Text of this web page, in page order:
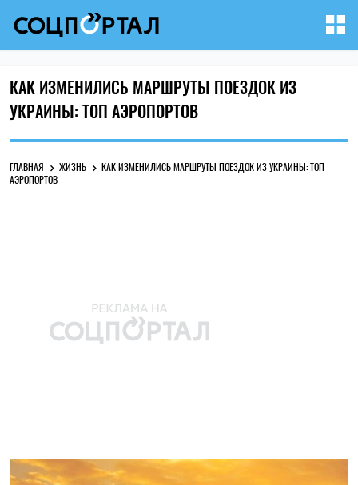
КАК ИЗМЕНИЛИСЬ МАРШРУТЫ ПОЕЗДОК ИЗ
УКРАИНЫ: ТОП АЭРОПОРТОВ
ГЛАВНАЯ ЖИЗНЬ
КАК ИЗМЕНИЛИСЬ МАРШРУТЫ ПОЕЗДОК ИЗ УКРАИНЫ: ТОП
АЭРОПОРТОВ